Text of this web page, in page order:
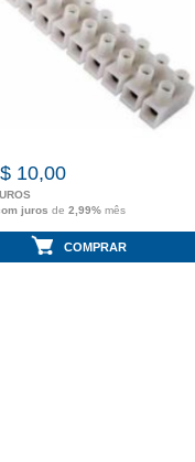
10,00
juros de 2,99% mês
COMPRAR